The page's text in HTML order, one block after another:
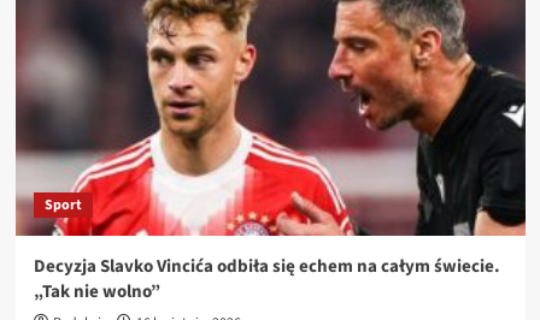
Sport
Decyzja Slavko Vincića odbiła się echem na całym świecie.
„Tak nie wolno”